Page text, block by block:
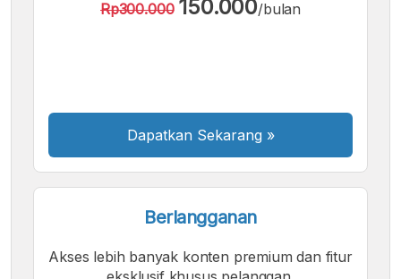
FontFont
Font
Rp300.000 150.000/bulan
Dapatkan Sekarang »
Berlangganan
Akses lebih banyak konten premium dan fitur